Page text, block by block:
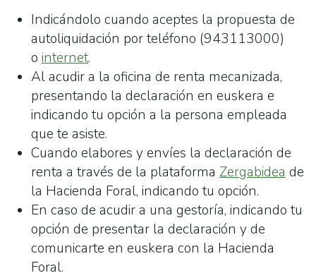
Indicándolo cuando aceptes la propuesta de
autoliquidación porteléfono (943113000)
o internet.
Al acudir a la oficina de renta mecanizada,
presentando la declaración en euskera e
indicando tu opción a la persona empleada
que te asiste.
Cuando elabores y envíes la declaración de
renta a través de la plataforma Zergabidea de
la Hacienda Foral, indicando tu opción.
En caso de acudir a una gestoría, indicando tu
opción de presentar la declaración y de
comunicarte en euskera con la Hacienda
Foral.